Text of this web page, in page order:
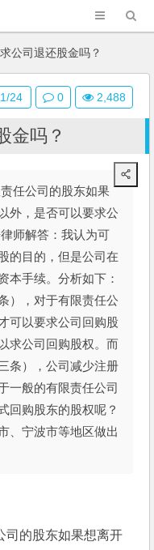
公司退还股金吗？
金吗？
任公司的股东如果
外，是否可以要求公
师解答：我认为可
的目的，但是公司在
本手续。分析如下：
），对于有限责任公
可以要求公司回购股
求公司回购股权。而
条），公司减少注册
一般的有限责任公司
回购股东的股权呢？
、宁波市等地区做出
司的股东如果想离开
24 0 2,488